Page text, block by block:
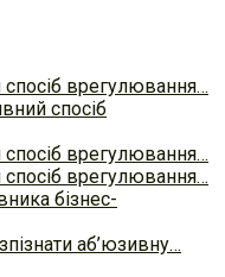
спосіб врегулювання…
спосіб
спосіб врегулювання…
спосіб врегулювання…
бізнес-
аб’юзивну…